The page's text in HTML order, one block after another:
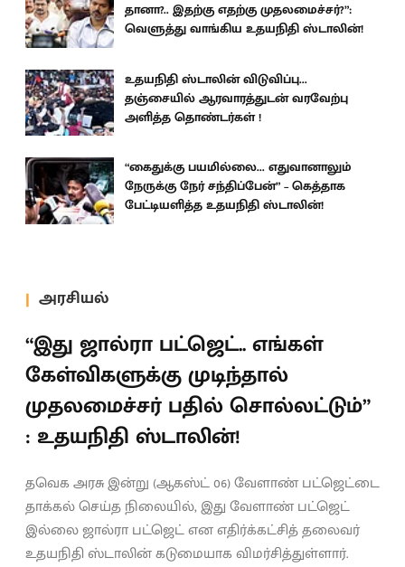
தானா?.. இதற்கு எதற்கு முதலமைச்சர்?”:
வெளுத்து வாங்கிய உதயநிதி ஸ்டாலின்!
உதயநிதி ஸ்டாலின் விடுவிப்பு...
தஞ்சையில் ஆரவாரத்துடன் வரவேற்பு
அளித்த தொண்டர்கள் !
“கைதுக்கு பயமில்லை... எதுவானாலும்
நேருக்கு நேர் சந்திப்பேன்” – கெத்தாக
பேட்டியளித்த உதயநிதி ஸ்டாலின்!
அரசியல்
“இது ஜால்ரா பட்ஜெட்.. எங்கள்
கேள்விகளுக்கு முடிந்தால்
முதலமைச்சர் பதில் சொல்லட்டும்”
: உதயநிதி ஸ்டாலின்!
தவெக அரசு இன்று (ஆகஸ்ட் 06) வேளாண் பட்ஜெட்டை
தாக்கல் செய்த நிலையில், இது வேளாண் பட்ஜெட்
இல்லை ஜால்ரா பட்ஜெட் என எதிர்க்கட்சித் தலைவர்
உதயநிதி ஸ்டாலின் கடுமையாக விமர்சித்துள்ளார்.